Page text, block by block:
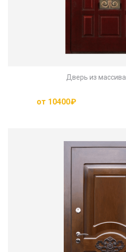
Дверь из массива
от 10400₽